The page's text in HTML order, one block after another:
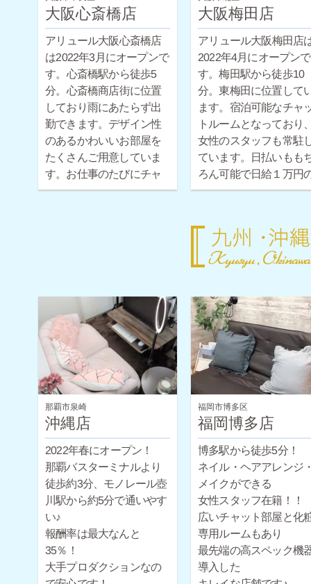
大阪心斎橋店
アリュール大阪心斎橋店
は2022年3月にオープンで
す。心斎橋駅から徒歩5
分。心斎橋商店街に位置
しており雨にあたらず出
勤できます。デザイン性
のあるかわいいお部屋を
たくさんご用意していま
す。お仕事のたびにチャ
ットルームを変えて、楽
日体験だけでもお気軽に
お問い合わせください♪
大阪梅田店
アリュール大阪梅田店
2022年4月にオープンで
す。梅田駅から徒歩10
分。東梅田に位置して
ます。宿泊可能なチャ
トルームとなっており
女性のスタッフも常駐
ています。日払いもも
ろん可能で日給１万円
保証もついています。
お問い合わせください♪
那覇市泉崎
沖縄店
2022年春にオープン！
那覇バスターミナルより
徒歩約3分、モノレール壺
川駅から約5分で通いやす
い♪
報酬率は最大なんと
35％！
大手プロダクションなの
福岡市博多区
福岡博多店
博多駅から徒歩5分！
ネイル・ヘアアレンジ
メイクができる
女性スタッフ在籍！！
広いチャット部屋と化
専用ルームもあり
最先端の高スペック機
導入した